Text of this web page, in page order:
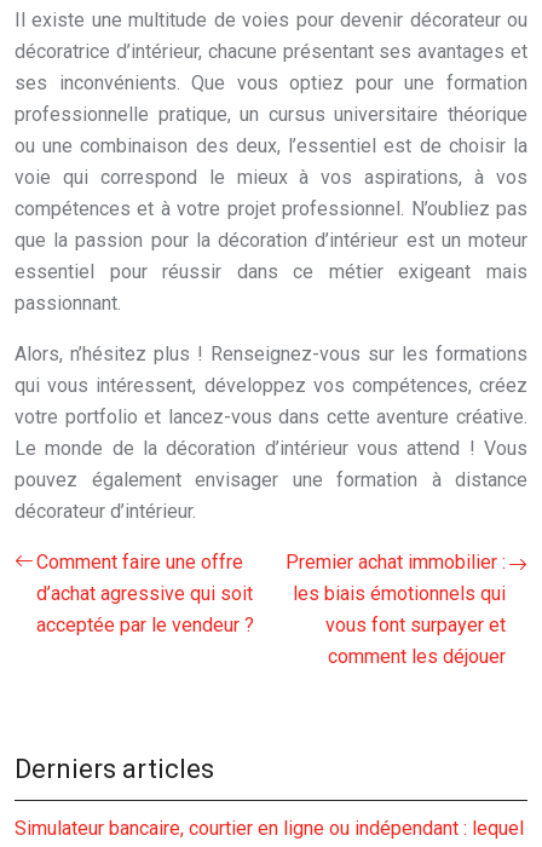
Il existe une multitude de voies pour devenir décorateur ou
décoratrice d’intérieur, chacune présentant ses avantages et
ses inconvénients. Que vous optiez pour une formation
professionnelle pratique, un cursus universitaire théorique
ou une combinaison des deux, l’essentiel est de choisir la
voie qui correspond le mieux à vos aspirations, à vos
compétences et à votre projet professionnel. N’oubliez pas
que la passion pour la décoration d’intérieur est un moteur
essentiel pour réussir dans ce métier exigeant mais
passionnant.
Alors, n’hésitez plus ! Renseignez-vous sur les formations
qui vous intéressent, développez vos compétences, créez
votre portfolio et lancez-vous dans cette aventure créative.
Le monde de la décoration d’intérieur vous attend ! Vous
pouvez également envisager une formation à distance
décorateur d’intérieur.
Comment faire une offre
d’achat agressive qui soit
acceptée par le vendeur ?
Premier achat immobilier :
les biais émotionnels qui
vous font surpayer et
comment les déjouer
Derniers articles
Simulateur bancaire, courtier en ligne ou indépendant : lequel